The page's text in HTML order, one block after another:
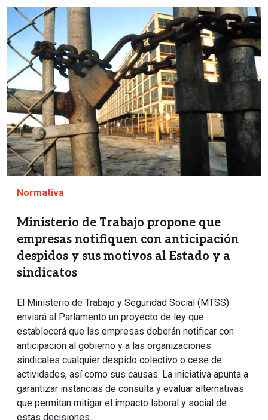
Imagen
Normativa
Ministerio de Trabajo propone que
empresas notifiquen con anticipación
despidos y sus motivos al Estado y a
sindicatos
El Ministerio de Trabajo y Seguridad Social (MTSS)
enviará al Parlamento un proyecto de ley que
establecerá que las empresas deberán notificar con
anticipación al gobierno y a las organizaciones
sindicales cualquier despido colectivo o cese de
actividades, así como sus causas. La iniciativa apunta a
garantizar instancias de consulta y evaluar alternativas
que permitan mitigar el impacto laboral y social de
estas decisiones.